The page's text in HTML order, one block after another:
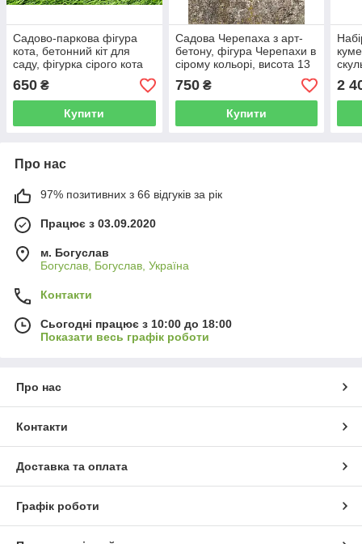
Садово-паркова фігура
кота, бетонний кіт для
саду, фігурка сірого кота
для дачі
650 ₴
Купити
Садова Черепаха з арт-
бетону, фігура Черепахи в
сірому кольорі, висота 13
см
750₴
Купити
2
Про нас
97% позитивних з 66 відгуків за рік
Працює з 03.09.2020
м. Богуслав
Богуслав, Богуслав, Україна
Контакти
Сьогодні працює з 10:00 до 18:00
Показати весь графік роботи
Про нас
Контакти
Доставка та оплата
Графік роботи